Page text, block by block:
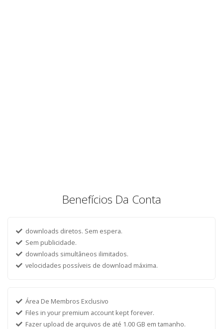
Benefícios Da Conta
downloads diretos. Sem espera.
Sem publicidade.
downloads simultâneos ilimitados.
velocidades possíveis de download máxima.
Área De Membros Exclusivo
Files in your premium account kept forever.
Fazer upload de arquivos de até 1.00 GB em tamanho.